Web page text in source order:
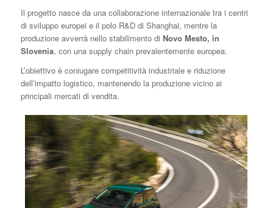
Il progetto nasce da una collaborazione internazionale tra i centri
di sviluppo europei e il polo R&D di Shanghai, mentre la
produzione avverrà nello stabilimento di Novo Mesto, in
Slovenia, con una supply chain prevalentemente europea.
L’obiettivo è coniugare competitività industriale e riduzione
dell’impatto logistico, mantenendo la produzione vicino ai
principali mercati di vendita.